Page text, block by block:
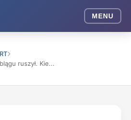
MENU
ruszył. Kie...